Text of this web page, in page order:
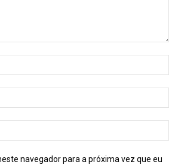
navegador para a próxima vez que eu